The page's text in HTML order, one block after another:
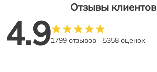
Отзывы клиентов
4.91799 отзывов 5358 оценок